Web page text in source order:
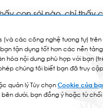
con sói nào, chỉ thấy
bóng tối bắt đầu phủ
những con cừu béo non.
sợ hãi chạy toán loạn,
(và các công nghệ tương tự)
tận dụng tốt hơn các nền
hóa nội dung phù hợp với bạn
chúng tôi biết bạn đã truy
quản lý Tùy chọnCookie của
dưới, bạn đồng ý hoặc từ